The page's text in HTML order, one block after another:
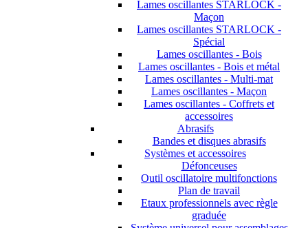
Lames oscillantes STARLOCK -
Maçon
Lames oscillantes STARLOCK -
Spécial
Lames oscillantes - Bois
Lames oscillantes - Bois et métal
Lames oscillantes - Multi-mat
Lames oscillantes - Maçon
Lames oscillantes - Coffrets et
accessoires
Abrasifs
Bandes et disques abrasifs
Systèmes et accessoires
Défonceuses
Outil oscillatoire multifonctions
Plan de travail
Etaux professionnels avec règle
graduée